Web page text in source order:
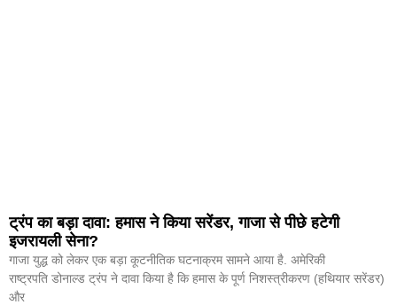
ट्रंप का बड़ा दावा: हमास ने किया सरेंडर, गाजा से पीछे हटेगी
इजरायली सेना?
गाजा युद्ध को लेकर एक बड़ा कूटनीतिक घटनाक्रम सामने आया है. अमेरिकी
राष्ट्रपति डोनाल्ड ट्रंप ने दावा किया है कि हमास के पूर्ण निशस्त्रीकरण (हथियार सरेंडर)
और